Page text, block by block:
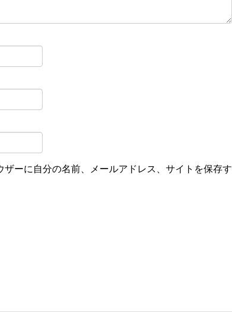
ーに自分の名前、メールアドレス、サイトを保存す